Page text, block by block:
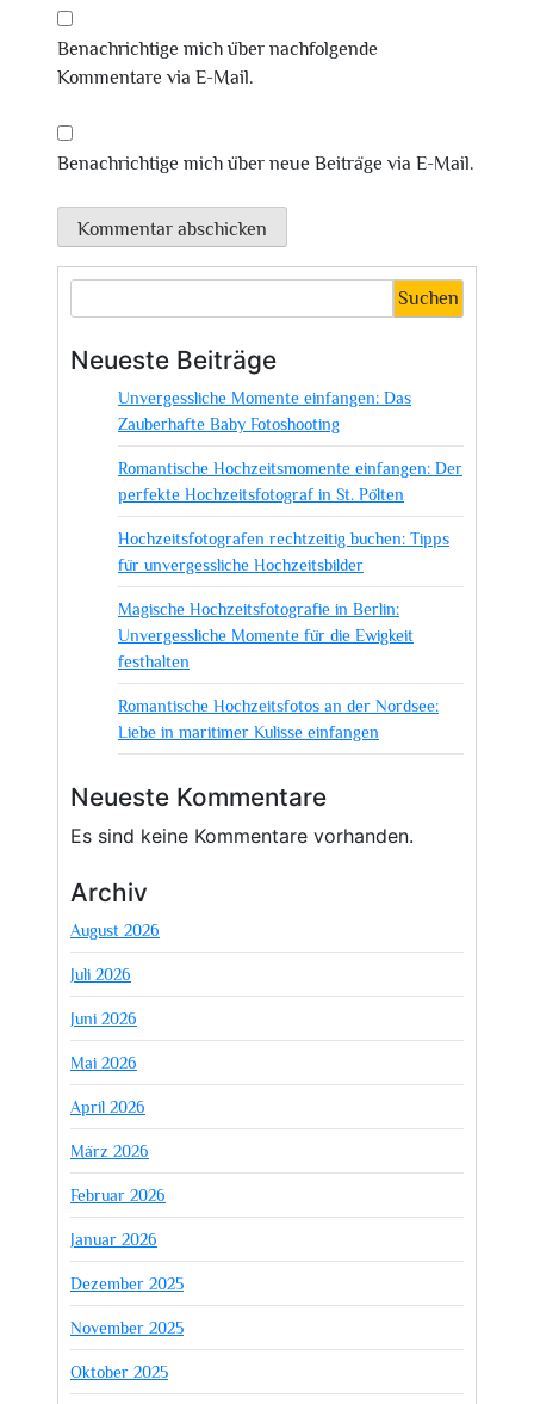
Benachrichtige mich über nachfolgende
Kommentare via E-Mail.
Benachrichtige mich über neue Beiträge via E-Mail.
Suchen
Neueste Beiträge
Unvergessliche Momente einfangen: Das
Zauberhafte Baby Fotoshooting
Romantische Hochzeitsmomente einfangen: Der
perfekte Hochzeitsfotograf in St. Pölten
Hochzeitsfotografen rechtzeitig buchen: Tipps
für unvergessliche Hochzeitsbilder
Magische Hochzeitsfotografie in Berlin:
Unvergessliche Momente für die Ewigkeit
festhalten
Romantische Hochzeitsfotos an der Nordsee:
Liebe in maritimer Kulisse einfangen
Neueste Kommentare
Es sind keine Kommentare vorhanden.
Archiv
August 2026
Juli 2026
Juni 2026
Mai 2026
April 2026
März 2026
Februar 2026
Januar 2026
Dezember 2025
November 2025
Oktober 2025